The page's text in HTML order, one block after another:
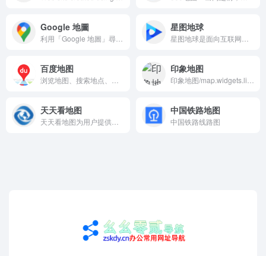
Google 地圖 星图地球
百度地图 印象地图
天天看地图 中国铁路地图
中国铁路线路图